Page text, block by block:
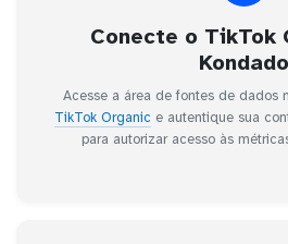
Conecte o TikTok
Kondado
Acesse a área de fontes de dados
TikTok Organic e autentique sua
para autorizar acesso às